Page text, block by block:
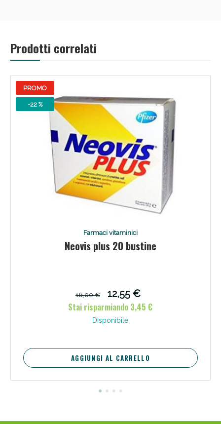
Prodotti correlati
PROMO
-22 %
Farmaci vitaminici
Neovis plus 20 bustine
16,00 €
12,55 €
Stai risparmiando 3,45 €
Disponibile
AGGIUNGI AL CARRELLO